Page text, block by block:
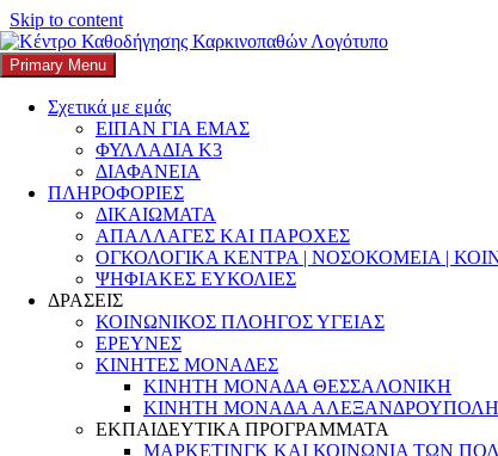
Skip to content
K3
ΚΕΝΤΡΟ ΚΑΘΟΔΗΓΗΣΗΣ ΚΑΡΚΙΝΟΠΑΘΩΝ
Primary Menu
Σχετικά με εμάς
ΕΙΠΑΝ ΓΙΑ ΕΜΑΣ
ΦΥΛΛΑΔΙΑ Κ3
ΔΙΑΦΑΝΕΙΑ
ΠΛΗΡΟΦΟΡΙΕΣ
ΔΙΚΑΙΩΜΑΤΑ
ΑΠΑΛΛΑΓΕΣ ΚΑΙ ΠΑΡΟΧΕΣ
ΟΓΚΟΛΟΓΙΚΑ ΚΕΝΤΡΑ | ΝΟΣΟΚΟΜΕΙΑ |
ΨΗΦΙΑΚΕΣ ΕΥΚΟΛΙΕΣ
ΔΡΑΣΕΙΣ
ΚΟΙΝΩΝΙΚΟΣ ΠΛΟΗΓΟΣ ΥΓΕΙΑΣ
ΕΡΕΥΝΕΣ
ΚΙΝΗΤΕΣ ΜΟΝΑΔΕΣ
ΚΙΝΗΤΗ ΜΟΝΑΔΑ ΘΕΣΣΑΛΟΝΙΚΗ
ΚΙΝΗΤΗ ΜΟΝΑΔΑ ΑΛΕΞΑΝΔΡΟΥΠΟΛΗ
ΕΚΠΑΙΔΕΥΤΙΚΑ ΠΡΟΓΡΑΜΜΑΤΑ
ΜΑΡΚΕΤΙΝΓΚ ΚΑΙ ΚΟΙΝΩΝΙΑ ΤΩΝ
Αναζήτηση για: